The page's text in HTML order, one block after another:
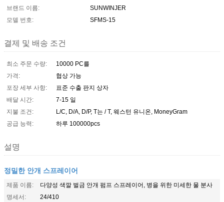
브랜드 이름:
SUNWINJER
모델 번호:
SFMS-15
결제 및 배송 조건
최소 주문 수량:
10000 PC를
가격:
협상 가능
포장 세부 사항:
표준 수출 판지 상자
배달 시간:
7-15 일
지불 조건:
L/C, D/A, D/P, T는 / T, 웨스턴 유니온, MoneyGram
공급 능력:
하루 100000pcs
설명
정밀한 안개 스프레이어
제품 이름:
다양성 색깔 벌금 안개 펌프 스프레이어, 병을 위한 미세한 물 분사
명세서:
24/410